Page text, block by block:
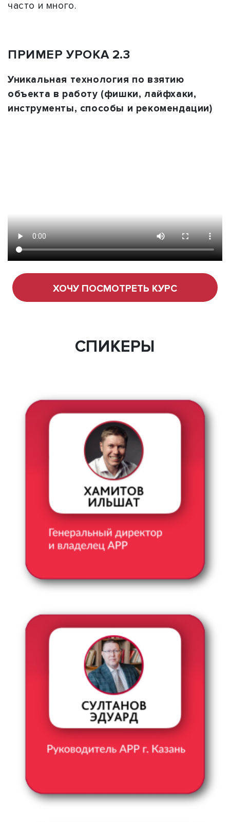
часто и много.
ПРИМЕР УРОКА 2.3
Уникальная технология по взятию
объекта в работу (фишки, лайфхаки,
инструменты, способы и рекомендации)
ХОЧУ ПОСМОТРЕТЬ КУРС
СПИКЕРЫ